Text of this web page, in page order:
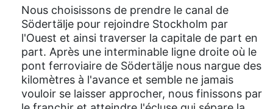
Nous choisissons de prendre le canal de
Södertälje pour rejoindre Stockholm par
l'Ouest et ainsi traverser la capitale de part en
part. Après une interminable ligne droite où le
pont ferroviaire de Södertälje nous nargue des
kilomètres à l'avance et semble ne jamais
vouloir se laisser approcher, nous finissons par